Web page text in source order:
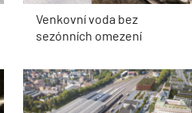
Venkovní voda bez
sezónních omezení